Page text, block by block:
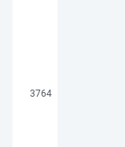
3764